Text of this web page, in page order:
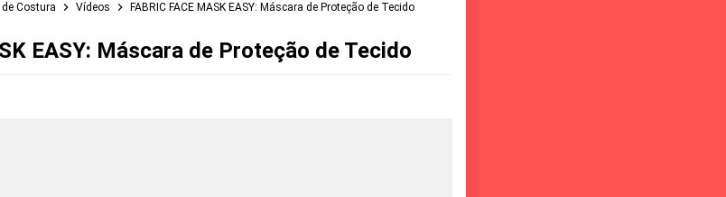
de Costura Vídeos FABRIC FACE MASK EASY: Máscara de Proteção de Tecido
EASY: Máscara de Proteção de Tecido